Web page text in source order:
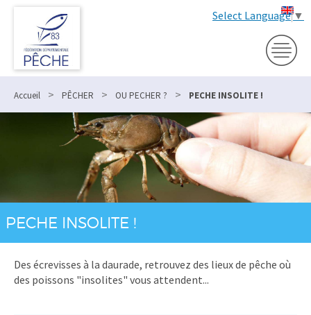
Select Language▼
Accueil > PÊCHER > OU PECHER ? > PECHE INSOLITE !
PECHE INSOLITE !
Des écrevisses à la daurade, retrouvez des lieux de pêche où
des poissons "insolites" vous attendent...